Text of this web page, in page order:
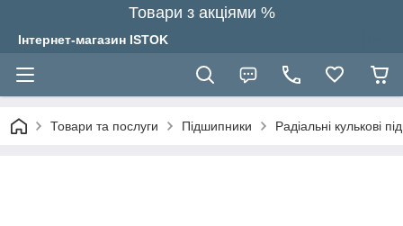
Товари з акціями %
Інтернет-магазин ISTOK
Товари та послуги Підшипники Радіальні кулькові